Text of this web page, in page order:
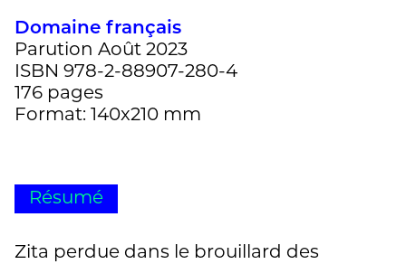
Domaine français
Parution Août 2023
ISBN 978-2-88907-280-4
176 pages
Format: 140x210 mm
Résumé
Zita perdue dans le brouillard des